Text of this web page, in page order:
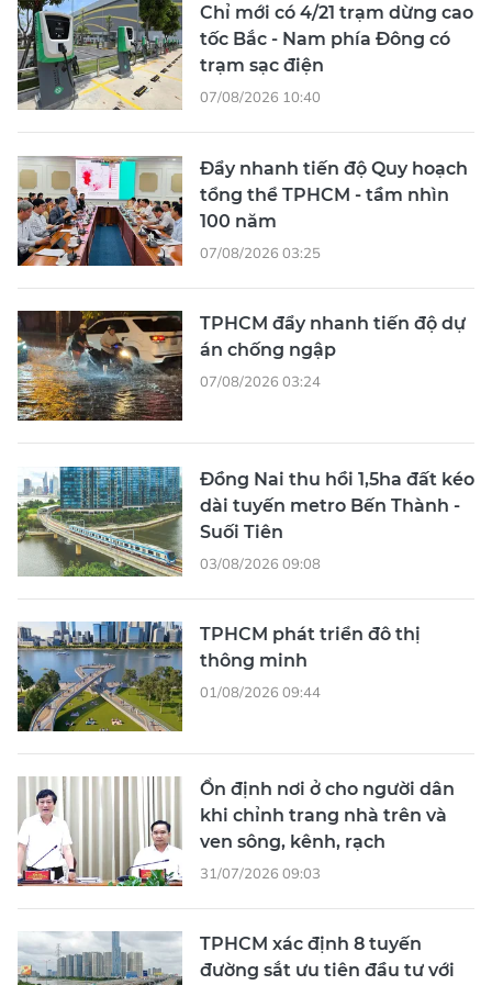
Chỉ mới có 4/21 trạm dừng cao
tốc Bắc - Nam phía Đông có
trạm sạc điện
07/08/2026 10:40
Đẩy nhanh tiến độ Quy hoạch
tổng thể TPHCM - tầm nhìn
100 năm
07/08/2026 03:25
TPHCM đẩy nhanh tiến độ dự
án chống ngập
07/08/2026 03:24
Đồng Nai thu hồi 1,5ha đất kéo
dài tuyến metro Bến Thành -
Suối Tiên
03/08/2026 09:08
TPHCM phát triển đô thị
thông minh
01/08/2026 09:44
Ổn định nơi ở cho người dân
khi chỉnh trang nhà trên và
ven sông, kênh, rạch
31/07/2026 09:03
TPHCM xác định 8 tuyến
đường sắt ưu tiên đầu tư với